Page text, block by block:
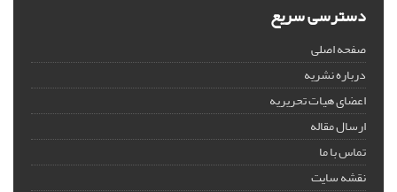
دسترسی سریع
صفحه اصلی
درباره نشریه
اعضای هیات تحریریه
ارسال مقاله
تماس با ما
نقشه سایت